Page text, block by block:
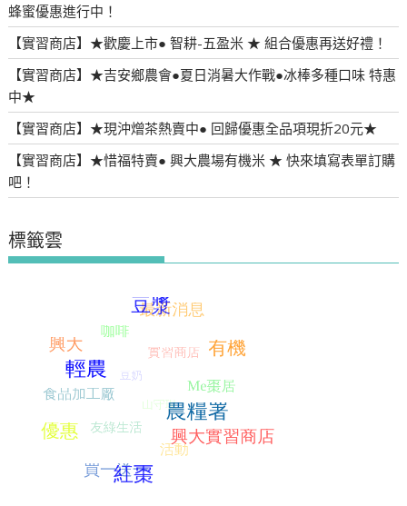
蜂蜜優惠進行中！
【實習商店】★歡慶上市● 智耕-五盈米 ★ 組合優惠再送好禮！
【實習商店】★吉安鄉農會●夏日消暑大作戰●冰棒多種口味 特惠
中★
【實習商店】★現沖熷茶熱賣中● 回歸優惠全品項現折20元★
【實習商店】★惜福特賣● 興大農場有機米 ★ 快來填寫表單訂購
吧！
標籤雲